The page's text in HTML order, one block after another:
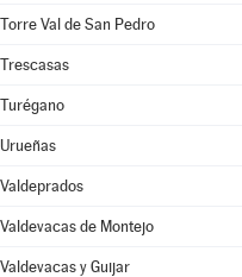
Torre Val de San Pedro
Trescasas
Turégano
Urueñas
Valdeprados
Valdevacas de Montejo
Valdevacas y Guijar